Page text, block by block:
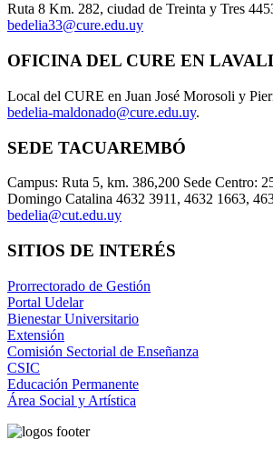
Ruta 8 Km. 282, ciudad de Treinta y Tres
bedelia33@cure.edu.uy
OFICINA DEL CURE EN
Local del CURE en Juan José Morosoli y
bedelia-maldonado@cure.edu.uy.
SEDE TACUAREMBÓ
Campus: Ruta 5, km. 386,200 Sede Centro:
Domingo Catalina 4632 3911, 4632 1663,
bedelia@cut.edu.uy
SITIOS DE INTERÉS
Prorrectorado de Gestión
Portal Udelar
Bienestar Universitario
Extensión
Comisión Sectorial de Enseñanza
CSIC
Educación Permanente
Área Social y Artística